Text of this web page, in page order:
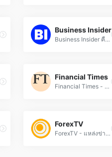
Business Insider
Business Insider คือแหล่งข่าวการเงินและตลาด Forex อัปเดตข่าวเศรษฐกิจ สัญญาณเทรด และวิเคราะห์แนวโน้มตลาดแบบเรียลไทม์
Financial Times
Financial Times - ข่าวฟอเร็กซ์ อัปเดตตลาดการเงินทั่วโลก วิเคราะห์แนวโน้มอัตราแลกเปลี่ยน และข้อมูลเศรษฐกิจที่ส่งผลต่อค่าเงิน โดยผู้เชี่ยวชาญ
ForexTV
ForexTV - แหล่งข่าวฟอเร็กซ์และวิเคราะห์ตลาดอัตราแลกเปลี่ยนแบบเรียลไทม์ อัปเดทข่าวสารการเงินทั่วโลก เทคนิคการเทรด และสัญญาณการซื้อขายเพื่อนักลงทุน